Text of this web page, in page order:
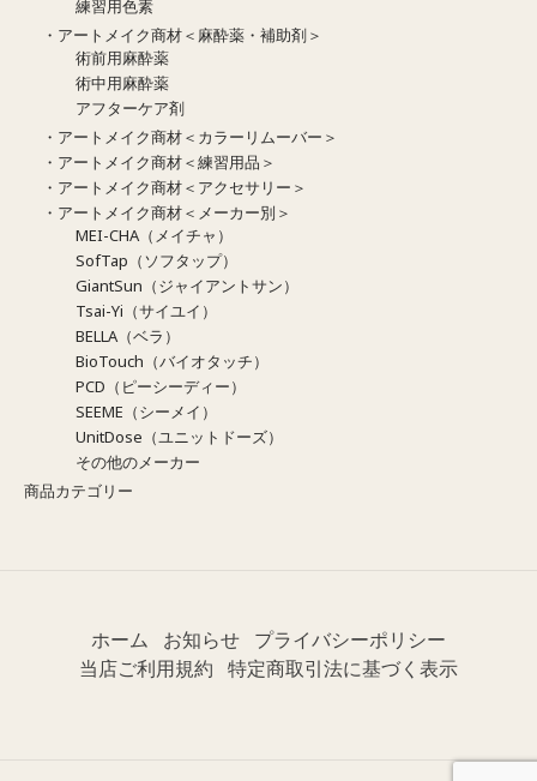
練習用色素
・アートメイク商材＜麻酔薬・補助剤＞
術前用麻酔薬
術中用麻酔薬
アフターケア剤
・アートメイク商材＜カラーリムーバー＞
・アートメイク商材＜練習用品＞
・アートメイク商材＜アクセサリー＞
・アートメイク商材＜メーカー別＞
MEI-CHA（メイチャ）
SofTap（ソフタップ）
GiantSun（ジャイアントサン）
Tsai-Yi（サイユイ）
BELLA（ベラ）
BioTouch（バイオタッチ）
PCD（ピーシーディー）
SEEME（シーメイ）
UnitDose（ユニットドーズ）
その他のメーカー
商品カテゴリー
ホーム お知らせ プライバシーポリシー
当店ご利用規約 特定商取引法に基づく表示